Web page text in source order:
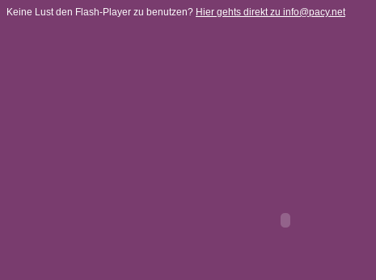
Keine Lust den Flash-Player zu benutzen? Hier gehts direkt zu info@pacy.net